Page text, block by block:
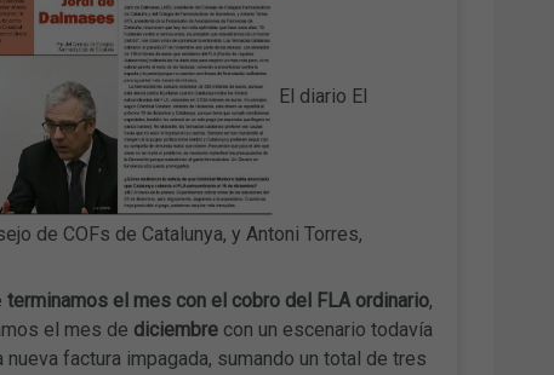
El diario El
de COFs de Catalunya, y Antoni Torres,
terminamos el mes con el cobro del FLA ordinario,
el mes de diciembrecon un escenario todavía
nueva factura impagada, sumando un total de tres